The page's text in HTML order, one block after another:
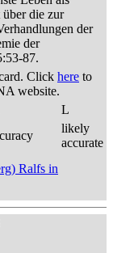
die zur
der
der
87.
Click here to
website.
L
likely
accurate
Ralfs in